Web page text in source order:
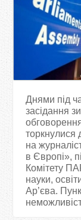
Днями під
засідання
торкнулися
на
в Європі»,
Комітету
науки,
Ар’єва.